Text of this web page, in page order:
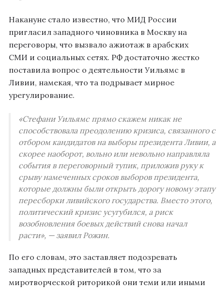
Накануне стало известно, что МИД России
пригласил западного чиновника в Москву на
переговоры, что вызвало ажиотаж в арабских
СМИ и социальных сетях. РФ достаточно жестко
поставила вопрос о деятельности Уильямс в
Ливии, намекая, что та подрывает мирное
урегулирование.
«Стефани Уильямс прямо скажем никак не
способствовала преодолению кризиса, связанного с
отбором кандидатов на выборы президента Ливии, а
скорее наоборот, вольно или невольно направляла
события в переговорный тупик, приложив руку к
срыву намеченных сроков выборов президента,
которые должны были открыть дорогу новому этапу
пересборки ливийского государства. Вместо этого,
политический кризис усугубился, а риск
возобновления боевых действий снова начал
расти», — заявил Рожин.
По его словам, это заставляет подозревать
западных представителей в том, что за
миротворческой риторикой они теми или иными